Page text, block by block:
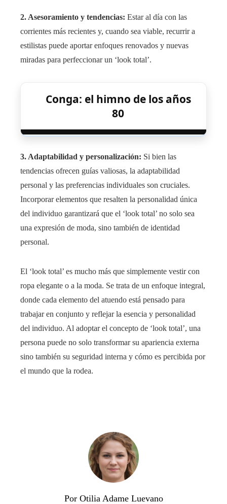
2. Asesoramiento y tendencias: Estar al día con las
corrientes más recientes y, cuando sea viable, recurrir a
estilistas puede aportar enfoques renovados y nuevas
miradas para perfeccionar un ‘look total’.
Conga: el himno de los años
80
3. Adaptabilidad y personalización: Si bien las
tendencias ofrecen guías valiosas, la adaptabilidad
personal y las preferencias individuales son cruciales.
Incorporar elementos que resalten la personalidad única
del individuo garantizará que el ‘look total’ no solo sea
una expresión de moda, sino también de identidad
personal.
El ‘look total’ es mucho más que simplemente vestir con
ropa elegante o a la moda. Se trata de un enfoque integral,
donde cada elemento del atuendo está pensado para
trabajar en conjunto y reflejar la esencia y personalidad
del individuo. Al adoptar el concepto de ‘look total’, una
persona puede no solo transformar su apariencia externa
sino también su seguridad interna y cómo es percibida por
el mundo que la rodea.
Por Otilia Adame Luevano